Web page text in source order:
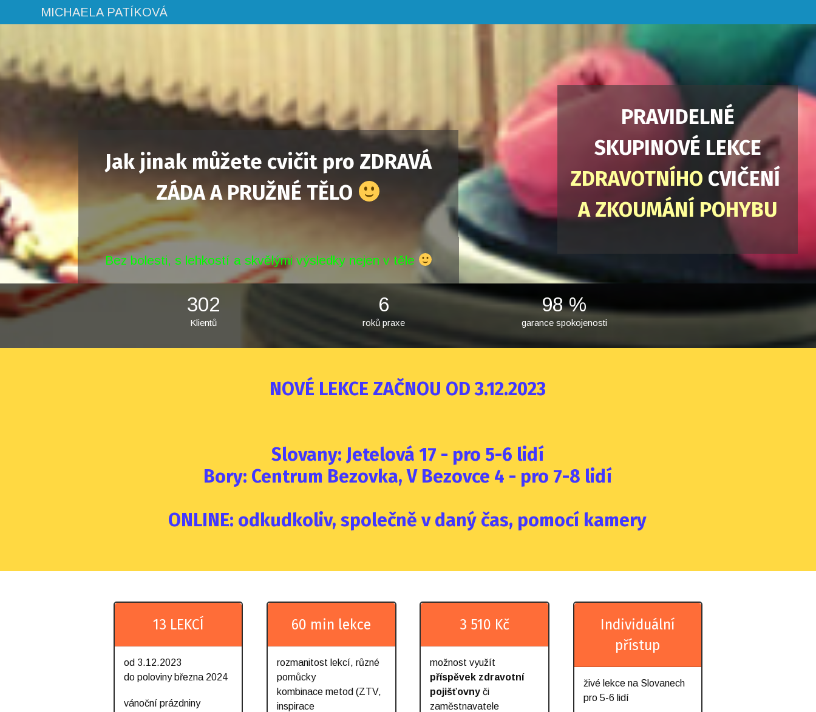
MICHAELA PATÍKOVÁ
Jak jinak můžete cvičit pro ZDRAVÁ
ZÁDA A PRUŽNÉ TĚLO
Bez bolesti, s lehkostí a skvělými výsledky nejen v těle
PRAVIDELNÉ
SKUPINOVÉ LEKCE
ZDRAVOTNÍHO CVIČENÍ
A ZKOUMÁNÍ POHYBU
302
Klientů
6
roků praxe
98 %
garance spokojenosti
NOVÉ LEKCE ZAČNOU OD 3.12.2023
Slovany: Jetelová 17 - pro 5-6 lidí
Bory: Centrum Bezovka, V Bezovce 4 - pro 7-8 lidí
ONLINE: odkudkoliv, společně v daný čas, pomocí kamery
13 LEKCÍ
od 3.12.2023
do poloviny března 2024
vánoční prázdniny
60 min lekce
rozmanitost lekcí, různé
pomůcky
kombinace metod (ZTV,
inspirace
3 510 Kč
možnost využít
příspěvek zdravotní
pojišťovny či
zaměstnavatele
Individuální
přístup
živé lekce na Slovanech
pro 5-6 lidí